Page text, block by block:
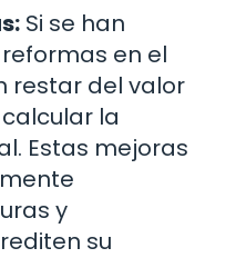
Si se han
en el
restar del valor
la
Estas mejoras
y
su